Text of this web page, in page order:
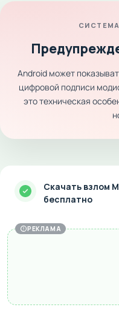
Android может
цифровой подписи
это техническая
Скачать взлом
бесплатно
РЕКЛАМА